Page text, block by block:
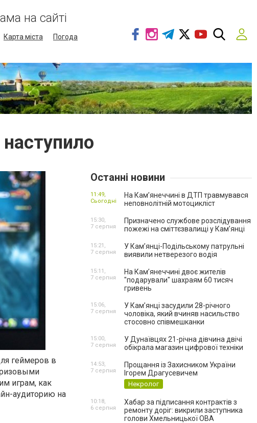
на сайті
Карта міста
Погода
геймеров в
играм, как
аудиторию на
Останні новини
На Кам’янеччині в ДТП травмувався
неповнолітній мотоцикліст
11:49,
Сьогодні
Призначено службове розслідування
пожежі на сміттєзвалищі у Кам’янці
15:30,
7 серпня
У Кам’янці-Подільському патрульні
виявили нетверезого водія
15:21,
7 серпня
На Камʼянеччині двоє жителів
"подарували" шахраям 60 тисяч
гривень
15:11,
7 серпня
У Камʼянці засудили 28-річного
чоловіка, який вчиняв насильство
стосовно співмешканки
15:06,
7 серпня
У Дунаївцях 21-річна дівчина двічі
обікрала магазин цифрової техніки
15:00,
7 серпня
Прощання із Захисником України
Ігорем Драгусевичем
Некролог
14:53,
7 серпня
Хабар за підписання контрактів з
ремонту доріг: викрили заступника
голови Хмельницької ОВА
10:18,
6 серпня